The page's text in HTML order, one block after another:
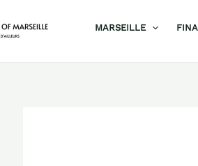
MARSEILLE